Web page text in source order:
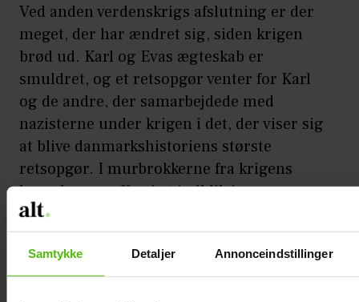
Samtykke Detaljer Annonceindstillinger
Ved anden verdenskrigs afslutning er der
meget, der har ændret sig, siden krigen
brød ud. Karl og Evas ægteskab er
smuldret, og et retsopgør venter for Karl
og de andre, der samarbejdede med
nazisterne under krigen i det, der viser sig
at blive danmarkshistoriens største
retsopgør. I murbrokkerne fra krigens
konsekvenser får vi et indblik i
besættelsestidens betydning for både en
familie og en hel nation.
Glæd dig til afslutningen på trilogien, hvor